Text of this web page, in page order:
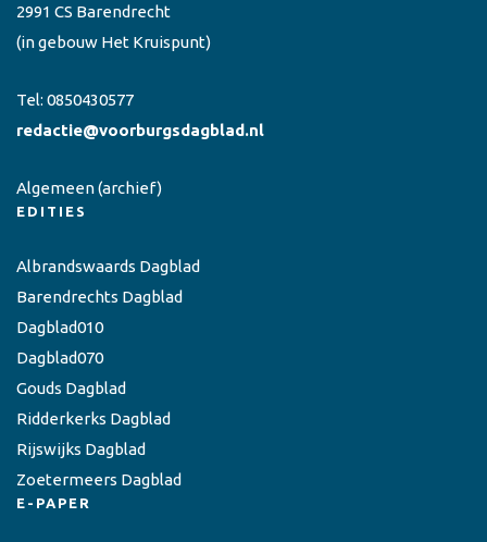
2991 CS Barendrecht
(in gebouw Het Kruispunt)
Tel: 0850430577
redactie@voorburgsdagblad.nl
Algemeen(archief)
EDITIES
Albrandswaards Dagblad
Barendrechts Dagblad
Dagblad010
Dagblad070
Gouds Dagblad
Ridderkerks Dagblad
Rijswijks Dagblad
Zoetermeers Dagblad
E-PAPER